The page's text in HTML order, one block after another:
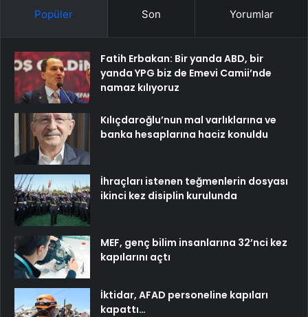
Popüler Son Yorumlar
Fatih Erbakan: Bir yanda ABD, bir
yanda YPG biz de Emevi Camii’nde
namaz kılıyoruz
Kılıçdaroğlu’nun mal varlıklarına ve
banka hesaplarına haciz konuldu
İhraçları istenen teğmenlerin dosyası
ikinci kez disiplin kurulunda
MEF, genç bilim insanlarına 32’nci kez
kapılarını açtı
İktidar, AFAD personeline kapıları
kapattı…